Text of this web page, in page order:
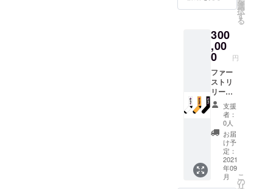
のクー
ご支援
いただ
いたご
本人様
の利用
に限り
ます。
他人へ
の譲渡
などに
よる不
正仕様
が確認
された
場合即
時失効
UTRYK
イテム
であれ
ば、毎
月10点
まで、
ブラン
ドが存
続する
限り、
継続し
てご利
用いた
だける
優待
クーポ
ンとな
ランド
ショッ
プで使
える
20％OF
Fのクー
ポン
コード
を発行
いたし
ます。
この
クーポ
ンコー
ドは、
オンラ
イン
選
択
す
る
300
,00
0 円
ファー
ストリ
リース
のソッ
クス。
「Kaza
ri Sox」
「Sen
Sox」
の3カ
ラーを
計6足に
支援
者：
0人
お届
け予
定：
2021
年09
月
こ
の
リ